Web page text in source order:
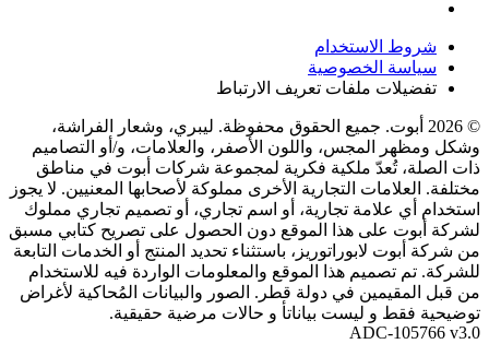
شروط الاستخدام
سياسة الخصوصية
تفضيلات ملفات تعريف الارتباط
© 2026 أبوت. جميع الحقوق محفوظة. ليبري، وشعار الفراشة،
وشكل ومظهر المجس، واللون الأصفر، والعلامات، و/أو التصاميم
ذات الصلة، تُعدّ ملكية فكرية لمجموعة شركات أبوت في مناطق
مختلفة. العلامات التجارية الأخرى مملوكة لأصحابها المعنيين. لا يجوز
استخدام أي علامة تجارية، أو اسم تجاري، أو تصميم تجاري مملوك
لشركة أبوت على هذا الموقع دون الحصول على تصريح كتابي مسبق
من شركة أبوت لابوراتوريز، باستثناء تحديد المنتج أو الخدمات التابعة
للشركة. تم تصميم هذا الموقع والمعلومات الواردة فيه للاستخدام
من قبل المقيمين في دولة قطر. الصور والبيانات المُحاكية لأغراض
توضيحية فقط و ليست بياناتأ و حالات مرضية حقيقية.
ADC-105766 v3.0